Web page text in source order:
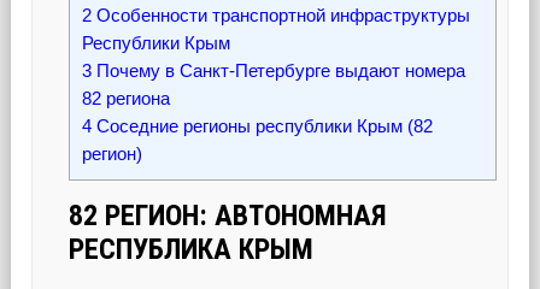
2 Особенности транспортной инфраструктуры
Республики Крым
3 Почему в Санкт-Петербурге выдают номера
82 региона
4 Соседние регионы республики Крым (82
регион)
82 РЕГИОН: АВТОНОМНАЯ
РЕСПУБЛИКА КРЫМ